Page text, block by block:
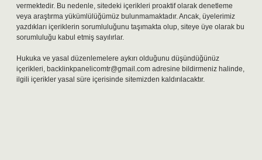
vermektedir. Bu nedenle, sitedeki içerikleri proaktif olarak denetleme
veya araştırma yükümlülüğümüz bulunmamaktadır. Ancak, üyelerimiz
yazdıkları içeriklerin sorumluluğunu taşımakta olup, siteye üye olarak bu
sorumluluğu kabul etmiş sayılırlar.
Hukuka ve yasal düzenlemelere aykırı olduğunu düşündüğünüz
içerikleri, backlinkpanelicomtr@gmail.com adresine bildirmeniz halinde,
ilgili içerikler yasal süre içerisinde sitemizden kaldırılacaktır.